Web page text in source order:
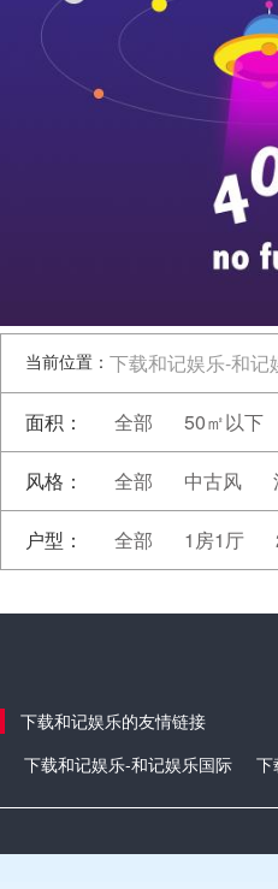
当前位置： 下载和记娱乐-和记
面积： 全部 50㎡以下
风格： 全部 中古风
户型： 全部 1房1厅
下载和记娱乐的友情链接
下载和记娱乐-和记娱乐国际
下